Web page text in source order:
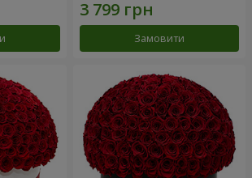
Замовити